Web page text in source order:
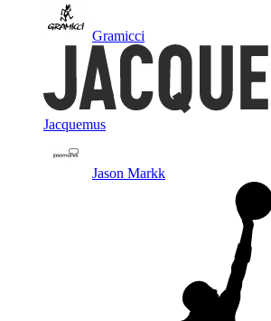
Gramicci
Jacquemus
Jason Markk